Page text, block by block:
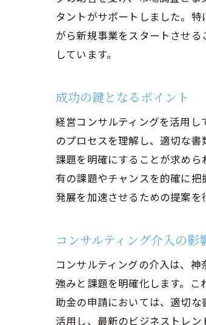
タントがサポートしました。
がら新規事業をスタートさせ
しています。
成功の鍵となるポイント
経営コンサルティングを活用
のプロセスを理解し、適切な
課題を明確にすることが求め
有の課題やチャンスを的確に
発展を加速させるための提案を
コンサルティング介入の影
コンサルティングの介入は、
強みと課題を明確化します。
助金の申請においては、適切
活用し、最新のビジネストレ